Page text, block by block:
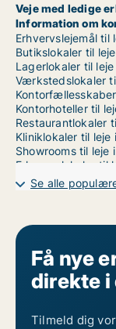
Veje med ledige
Information om
Erhvervslejemål til
Butikslokaler til
Lagerlokaler til
Værkstedslokaler
Kontorhoteller til
Restaurantlokaler
Kliniklokaler til leje
Showrooms til leje
Erhvervslokaler til
Erhvervsgrunde til
Garager til leje i
Se alle
Få nye
direkte i
Tilmeld dig